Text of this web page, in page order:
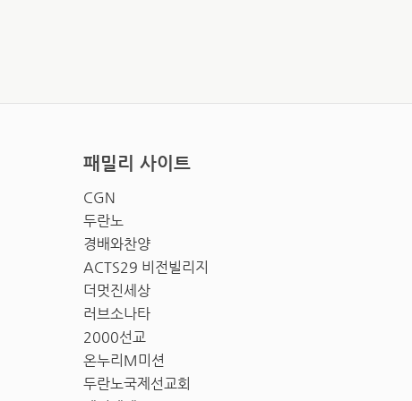
패밀리 사이트
CGN
두란노
경배와찬양
ACTS29 비전빌리지
더멋진세상
러브소나타
2000선교
온누리M미션
두란노국제선교회